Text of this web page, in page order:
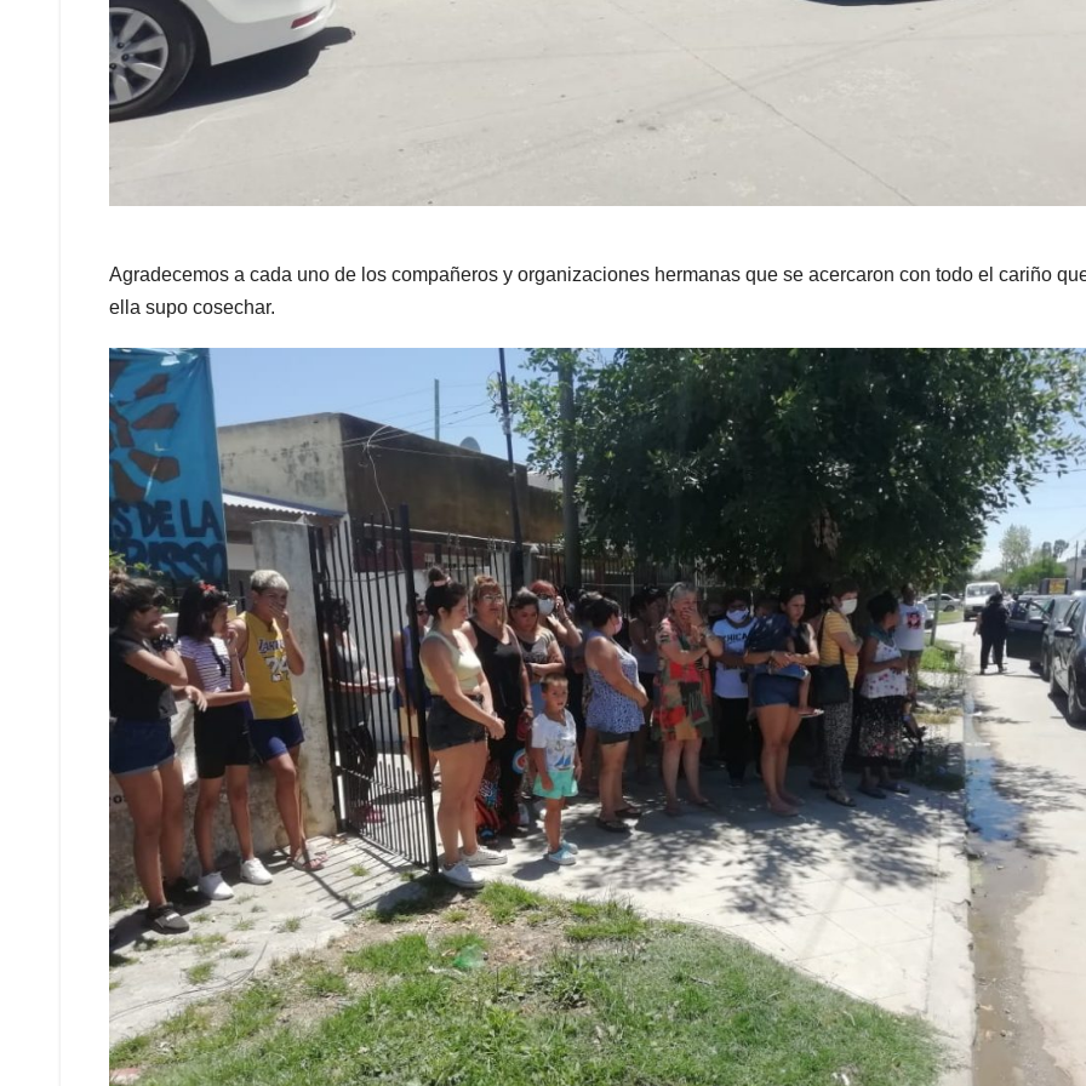
Agradecemos a cada uno de los compañeros y organizaciones hermanas que se acercaron con todo el cariño
ella supo cosechar.